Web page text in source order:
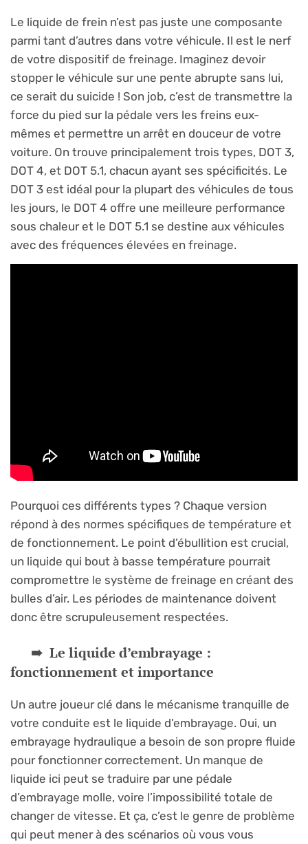
Le liquide de frein n’est pas juste une composante
parmi tant d’autres dans votre véhicule. Il est le nerf
de votre dispositif de freinage. Imaginez devoir
stopper le véhicule sur une pente abrupte sans lui,
ce serait du suicide ! Son job, c’est de transmettre la
force du pied sur la pédale vers les freins eux-
mêmes et permettre un arrêt en douceur de votre
voiture. On trouve principalement trois types, DOT 3,
DOT 4, et DOT 5.1, chacun ayant ses spécificités. Le
DOT 3 est idéal pour la plupart des véhicules de tous
les jours, le DOT 4 offre une meilleure performance
sous chaleur et le DOT 5.1 se destine aux véhicules
avec des fréquences élevées en freinage.
Pourquoi ces différents types ? Chaque version
répond à des normes spécifiques de température et
de fonctionnement. Le point d’ébullition est crucial,
un liquide qui bout à basse température pourrait
compromettre le système de freinage en créant des
bulles d’air. Les périodes de maintenance doivent
donc être scrupuleusement respectées.
Le liquide d’embrayage :
fonctionnement et importance
Un autre joueur clé dans le mécanisme tranquille de
votre conduite est le liquide d’embrayage. Oui, un
embrayage hydraulique a besoin de son propre fluide
pour fonctionner correctement. Un manque de
liquide ici peut se traduire par une pédale
d’embrayage molle, voire l’impossibilité totale de
changer de vitesse. Et ça, c’est le genre de problème
qui peut mener à des scénarios où vous vous